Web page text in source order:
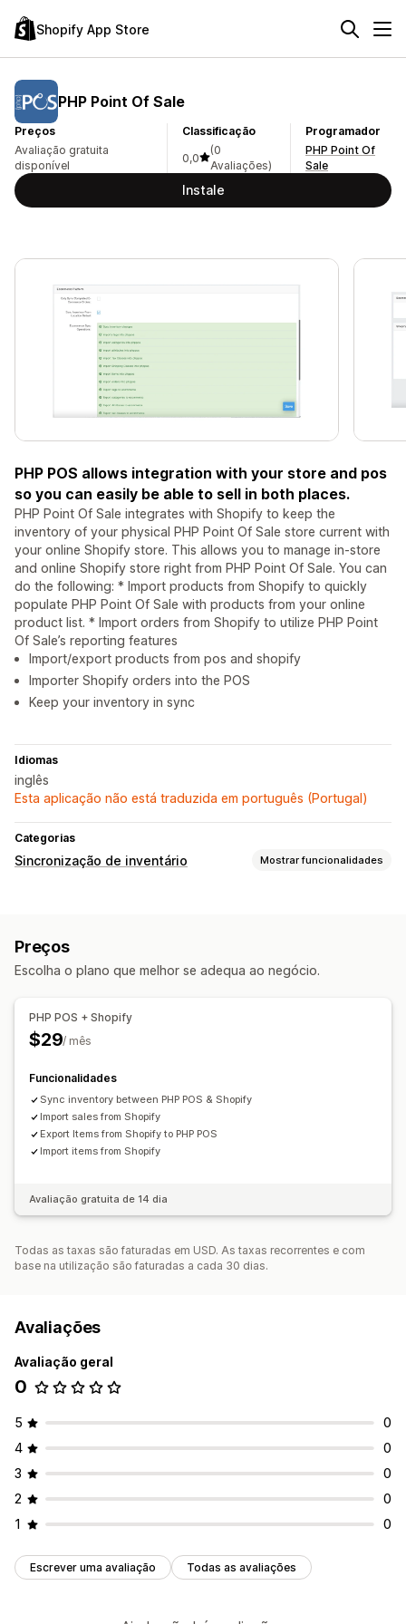
Shopify App Store
PHP Point Of Sale
Preços
Avaliação gratuita
disponível
Classificação
0,0
(0
Avaliações)
Programador
PHP Point Of
Sale
Instale
PHP POS allows integration with your store and pos
so you can easily be able to sell in both places.
PHP Point Of Sale integrates with Shopify to keep the
inventory of your physical PHP Point Of Sale store current with
your online Shopify store. This allows you to manage in-store
and online Shopify store right from PHP Point Of Sale. You can
do the following: * Import products from Shopify to quickly
populate PHP Point Of Sale with products from your online
product list. * Import orders from Shopify to utilize PHP Point
Of Sale’s reporting features
Import/export products from pos and shopify
Importer Shopify orders into the POS
Keep your inventory in sync
Idiomas
inglês
Esta aplicação não está traduzida em português (Portugal)
Categorias
Sincronização de inventário Mostrar funcionalidades
SKUs Códigos de barras
Alertas de stock baixo
Preços
Escolha o plano que melhor se adequa ao negócio.
PHP POS + Shopify
$29/ mês
Funcionalidades
Sync inventory between PHP POS & Shopify
Import sales from Shopify
Export Items from Shopify to PHP POS
Import items from Shopify
Avaliação gratuita de 14 dia
Todas as taxas são faturadas em USD. As taxas recorrentes e com
base na utilização são faturadas a cada 30 dias.
Avaliações
Avaliação geral
0
5
0
4
0
3
0
2
0
1
0
Escrever uma avaliação Todas as avaliações